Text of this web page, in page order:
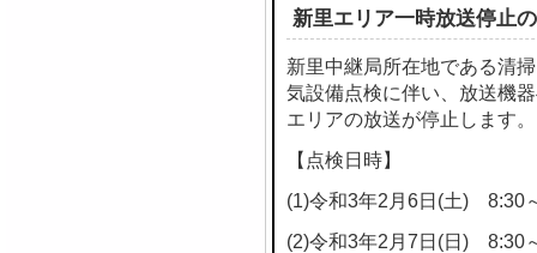
新里エリア一時放送停止
新里中継局所在地である清
気設備点検に伴い、放送機
エリアの放送が停止します。
【点検日時】
(1)令和3年2月6日(土) 8:30
(2)令和3年2月7日(日) 8:30